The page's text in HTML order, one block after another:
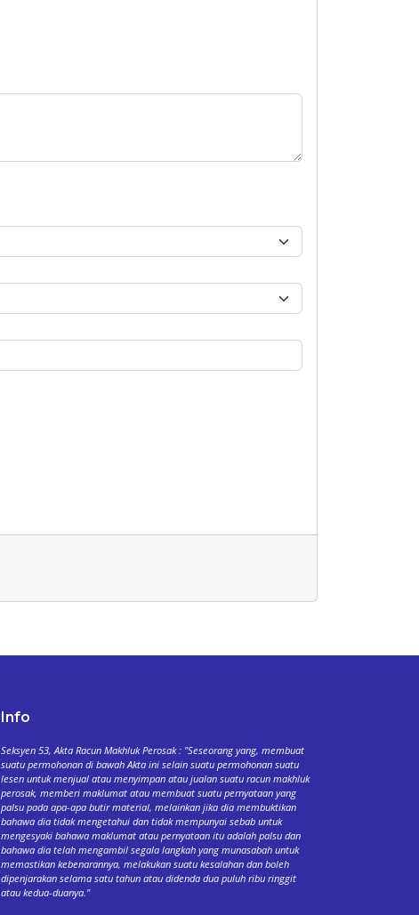
Info
Seksyen 53, Akta Racun Makhluk Perosak : "Seseorang yang, membuat
suatu permohonan di bawah Akta ini selain suatu permohonan suatu
lesen untuk menjual atau menyimpan atau jualan suatu racun makhluk
perosak, memberi maklumat atau membuat suatu pernyataan yang
palsu pada apa-apa butir material, melainkan jika dia membuktikan
bahawa dia tidak mengetahui dan tidak mempunyai sebab untuk
mengesyaki bahawa maklumat atau pernyataan itu adalah palsu dan
bahawa dia telah mengambil segala langkah yang munasabah untuk
memastikan kebenarannya, melakukan suatu kesalahan dan boleh
dipenjarakan selama satu tahun atau didenda dua puluh ribu ringgit
atau kedua-duanya."